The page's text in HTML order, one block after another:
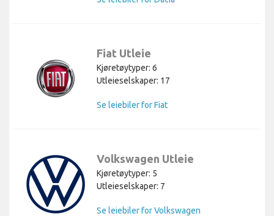
Fiat Utleie
Kjøretøytyper: 6
Utleieselskaper: 17
Se leiebiler for Fiat
Volkswagen Utleie
Kjøretøytyper: 5
Utleieselskaper: 7
Se leiebiler for Volkswagen